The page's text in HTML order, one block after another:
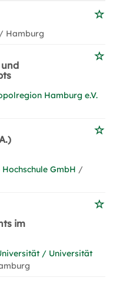
/ Hamburg
und
Hamburg e.V.
GmbH /
im
/ Universität